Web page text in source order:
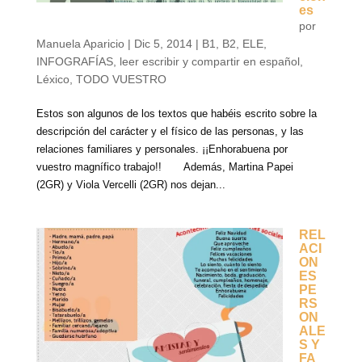
es
por
Manuela Aparicio| Dic 5, 2014| B1 B2 ELE,
INFOGRAFÍAS, leer escribir y compartir en español,
Léxico, TODO VUESTRO
Estos son algunos de los textos que habéis escrito sobre la
descripción del carácter y el físico de las personas, y las
relaciones familiares y personales. ¡¡Enhorabuena por
vuestro magnífico trabajo!! Además, Martina Papei
(2GR) y Viola Vercelli (2GR) nos dejan...
REL
ACI
ON
ES
PE
RS
ON
ALE
S Y
FA